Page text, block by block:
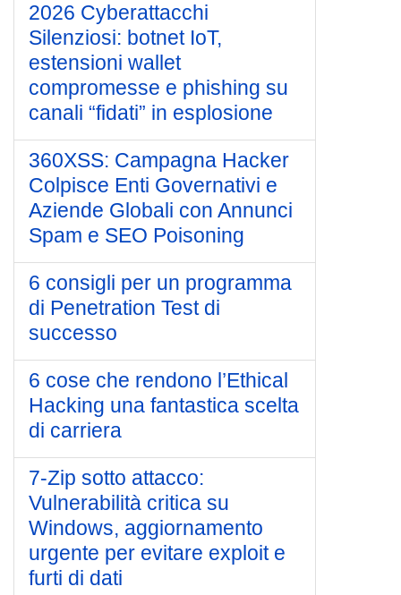
2026 Cyberattacchi
Silenziosi: botnet IoT,
estensioni wallet
compromesse e phishing su
canali “fidati” in esplosione
360XSS: Campagna Hacker
Colpisce Enti Governativi e
Aziende Globali con Annunci
Spam e SEO Poisoning
6 consigli per un programma
di Penetration Test di
successo
6 cose che rendono l’Ethical
Hacking una fantastica scelta
di carriera
7-Zip sotto attacco:
Vulnerabilità critica su
Windows, aggiornamento
urgente per evitare exploit e
furti di dati